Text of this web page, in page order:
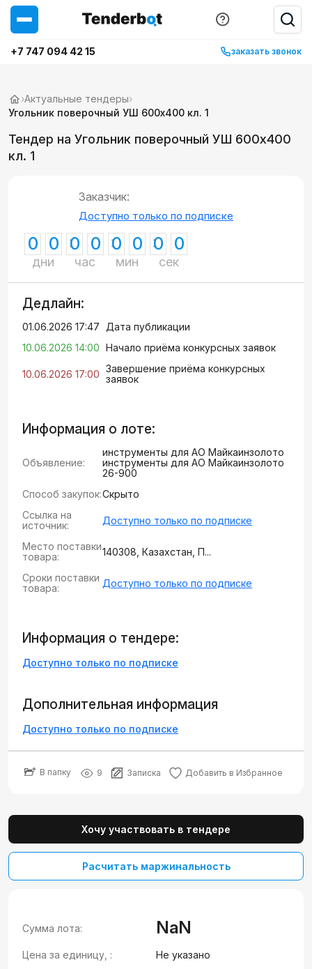
+7 747 094 42 15 заказать звонок
›Актуальные тендеры›
Угольник поверочный УШ 600х400 кл. 1
Тендер на Угольник поверочный УШ 600х400
кл. 1
Заказчик:
Доступно только по подписке
0 0
дни
0 0
час
0 0
мин
0 0
сек
Дедлайн:
01.06.2026 17:47
Дата публикации
10.06.2026 14:00 Начало приёма конкурсных заявок
10.06.2026 17:00 Завершение приёма конкурсных
заявок
Информация о лоте:
Объявление:
инструменты для АО Майкаинзолото
инструменты для АО Майкаинзолото
26-900
Способ закупок:Скрыто
Ссылка на
источник:
Доступно только по подписке
Место поставки
товара:
140308, Казахстан, П...
Сроки поставки
товара:
Доступно только по подписке
Информация о тендере:
Доступно только по подписке
Дополнительная информация
Доступно только по подписке
В папку 9 Записка Добавить в Избранное
Хочу участвовать в тендере
Расчитать маржинальность
Сумма лота: NaN
Цена за единицу, : Не указано